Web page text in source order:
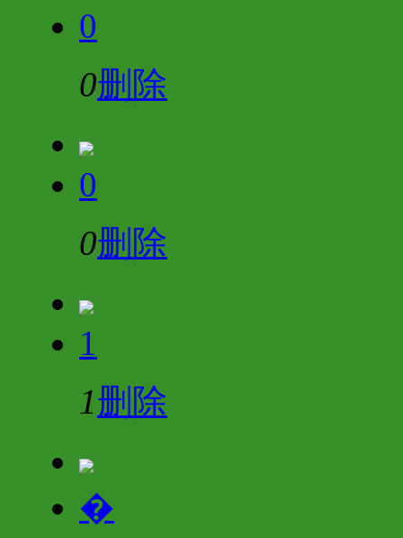
0
0删除
0
0删除
1
1删除
�